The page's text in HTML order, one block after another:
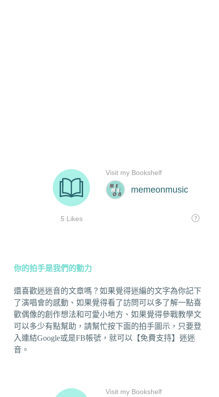
你的拍手是我們的動力
還喜歡迷迷音的文章嗎？如果覺得迷編的文字為你記下
了演唱會的感動、如果覺得看了訪問可以多了解一點喜
歡偶像的創作想法和可愛小地方、如果覺得參戰教學文
可以多少有點幫助，請幫忙按下面的拍手圖示，只要登
入連結Google或是FB帳號，就可以【免費支持】迷迷
音。